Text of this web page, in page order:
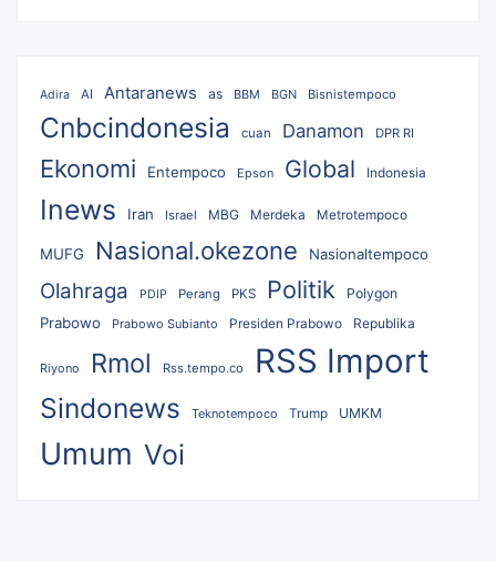
Adira AI Antaranews as BBM BGN Bisnistempoco
Cnbcindonesia cuan Danamon DPR RI
Ekonomi Entempoco Epson Global Indonesia
Inews Iran Israel MBG Merdeka Metrotempoco
MUFG Nasional.okezone Nasionaltempoco
Olahraga PDIP Perang PKS Politik Polygon
Prabowo Prabowo Subianto Presiden Prabowo Republika
Riyono Rmol Rss.tempo.co RSS Import
Sindonews Teknotempoco Trump UMKM
Umum Voi